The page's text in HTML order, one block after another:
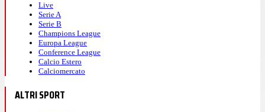
Live
Serie A
Serie B
Champions League
Europa League
Conference League
Calcio Estero
Calciomercato
ALTRI SPORT